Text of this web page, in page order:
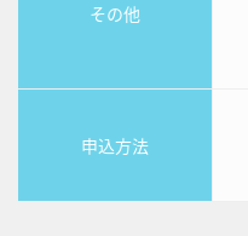
その他
申込方法